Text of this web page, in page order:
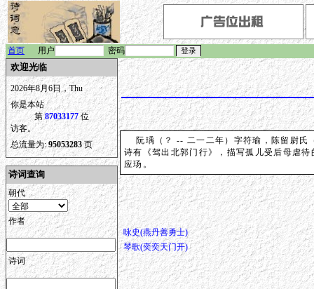
首页 用户 密码
欢迎光临
2026年8月6日，Thu
你是本站
第87033177位
访客。
总流量为:95053283 页
诗词查询
朝代
作者
诗词
阮瑀（？ -- 二一二年）字符瑜，陈留尉氏
诗有《驾出北郭门行》，描写孤儿受后母虐
应玚。
咏史(燕丹善勇士)
琴歌(奕奕天门开)